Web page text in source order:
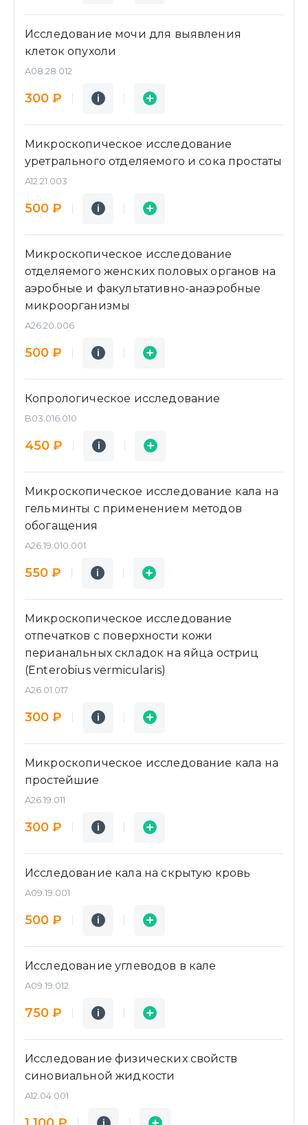
Исследование мочи для выявления
клеток опухоли
A08.28.012
300 ₽ i
Подробнее
i
Заявка
Микроскопическое исследование
уретрального отделяемого и сока простаты
A12.21.003
500 ₽ i
Подробнее
i
Заявка
Микроскопическое исследование
отделяемого женских половых органов на
аэробные и факультативно-анаэробные
микроорганизмы
A26.20.006
500 ₽ i
Подробнее
i
Заявка
Копрологическое исследование
B03.016.010
450 ₽ i
Подробнее
i
Заявка
Микроскопическое исследование кала на
гельминты с применением методов
обогащения
A26.19.010.001
550 ₽ i
Подробнее
i
Заявка
Микроскопическое исследование
отпечатков с поверхности кожи
перианальных складок на яйца остриц
(Enterobius vermicularis)
A26.01.017
300 ₽ i
Подробнее
i
Заявка
Микроскопическое исследование кала на
простейшие
A26.19.011
300 ₽ i
Подробнее
i
Заявка
Исследование кала на скрытую кровь
A09.19.001
500 ₽ i
Подробнее
i
Заявка
Исследование углеводов в кале
A09.19.012
750 ₽ i
Подробнее
i
Заявка
Исследование физических свойств
синовиальной жидкости
A12.04.001
ПодробнееЗаявка